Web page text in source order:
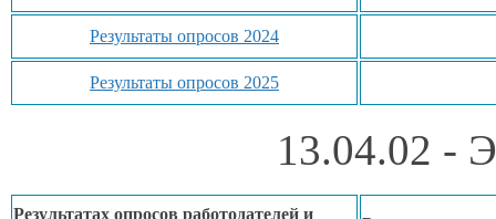
Результаты опросов 2024
Результаты опросов 2025
13.04.02 -
Результатах опросов работодателей и